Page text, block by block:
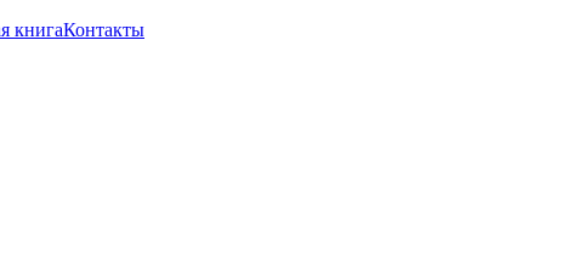
книгаКонтакты